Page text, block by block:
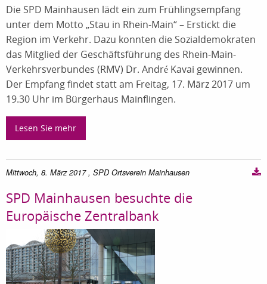
Die SPD Mainhausen lädt ein zum Frühlingsempfang
unter dem Motto „Stau in Rhein-Main“ – Erstickt die
Region im Verkehr. Dazu konnten die Sozialdemokraten
das Mitglied der Geschäftsführung des Rhein-Main-
Verkehrsverbundes (RMV) Dr. André Kavai gewinnen.
Der Empfang findet statt am Freitag, 17. März 2017 um
19.30 Uhr im Bürgerhaus Mainflingen.
Lesen Sie mehr
Mittwoch, 8. März 2017 , SPD Ortsverein Mainhausen
SPD Mainhausen besuchte die
Europäische Zentralbank